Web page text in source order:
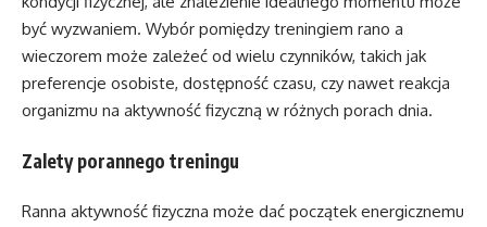
być wyzwaniem. Wybór pomiędzy treningiem rano a
wieczorem może zależeć od wielu czynników, takich jak
preferencje osobiste, dostępność czasu, czy nawet reakcja
organizmu na aktywność fizyczną w różnych porach dnia.
Zalety porannego treningu
Ranna aktywność fizyczna może dać początek energicznemu